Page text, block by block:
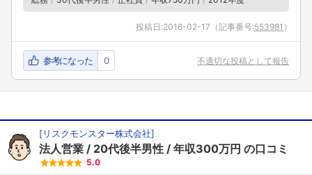
投稿日:2016-02-17 （記事番号:553981 ）
参考になった 0 不適切な投稿として報告
[リスクモンスター株式会社]
法人営業 20代後半男性 年収300万円 の口コミ
5.0